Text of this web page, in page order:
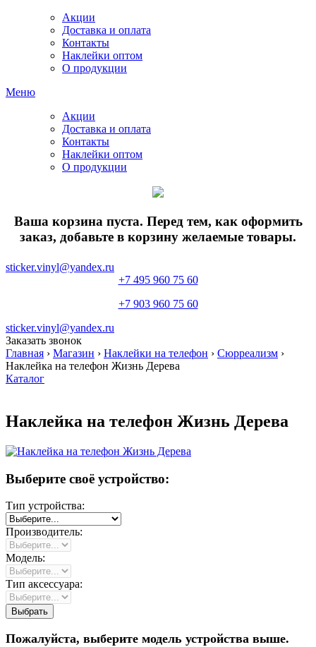
Акции
Доставка и оплата
Контакты
Наклейки оптом
О продукции
Меню
Акции
Доставка и оплата
Контакты
Наклейки оптом
О продукции
Ваша корзина пуста. Перед тем, как оформить
заказ, добавьте в корзину желаемые товары.
sticker.vinyl@yandex.ru
+7 495 960 75 60
+7 903 960 75 60
sticker.vinyl@yandex.ru
Заказать звонок
Главная › Магазин › Наклейки на телефон › Сюрреализм ›
Наклейка на телефон Жизнь Дерева
Каталог
Наклейка на телефон Жизнь Дерева
Выберите своё устройство:
Тип устройства:
Производитель:
Модель:
Тип аксессуара:
Пожалуйста, выберите модель устройства выше.